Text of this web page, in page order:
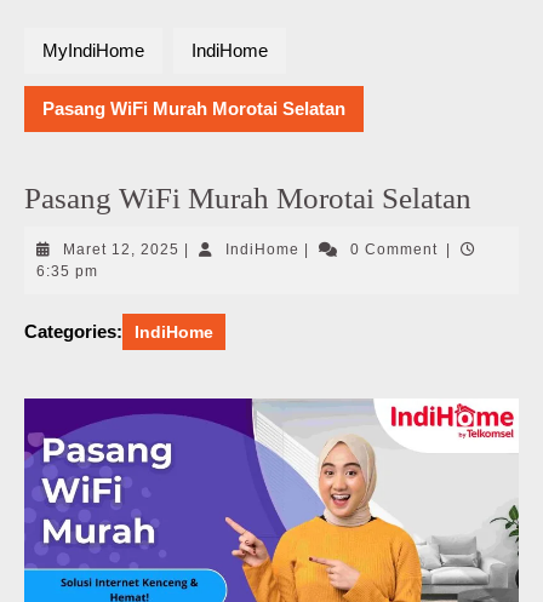
MyIndiHome IndiHome
Pasang WiFi Murah Morotai Selatan
Pasang WiFi Murah Morotai Selatan
Maret 12, 2025 Maret
IndiHome IndiHome0 Comment
6:35 pm
Categories: IndiHome